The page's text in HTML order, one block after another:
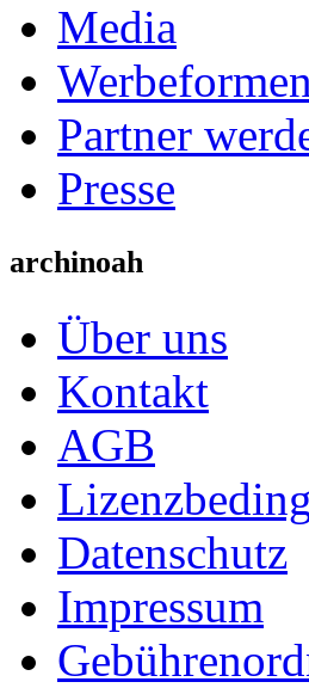
Media
Werbeformen
Partner
Presse
archinoah
Über uns
Kontakt
AGB
Datenschutz
Impressum